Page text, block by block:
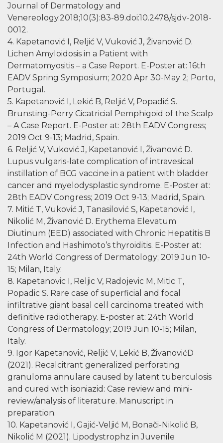
Journal of Dermatology and
Venereology.2018;10(3):83-89.doi:10.2478/sjdv-2018-
0012.
4. Kapetanović I, Reljić V, Vuković J, Živanović D.
Lichen Amyloidosis in a Patient with
Dermatomyositis – a Case Report. E-Poster at: 16th
EADV Spring Symposium; 2020 Apr 30-May 2; Porto,
Portugal.
5. Kapetanović I, Lekić B, Reljić V, Popadić S.
Brunsting-Perry Cicatricial Pemphigoid of the Scalp
– A Case Report. E-Poster at: 28th EADV Congress;
2019 Oct 9-13; Madrid, Spain.
6. Reljić V, Vuković J, Kapetanović I, Živanović D.
Lupus vulgaris-late complication of intravesical
instillation of BCG vaccine in a patient with bladder
cancer and myelodysplastic syndrome. E-Poster at:
28th EADV Congress; 2019 Oct 9-13; Madrid, Spain.
7. Mitić T, Vuković J, Tanasilović S, Kapetanović I,
Nikolić M, Živanović D. Erythema Elevatum
Diutinum (EED) associated with Chronic Hepatitis B
Infection and Hashimoto’s thyroiditis. E-Poster at:
24th World Congress of Dermatology; 2019 Jun 10-
15; Milan, Italy.
8. Kapetanovic I, Reljic V, Radojevic M, Mitic T,
Popadic S. Rare case of superficial and focal
infiltrative giant basal cell carcinoma treated with
definitive radiotherapy. E-poster at: 24th World
Congress of Dermatology; 2019 Jun 10-15; Milan,
Italy.
9. Igor Kapetanović, Reljić V, Lekić B, ŽivanovićD
(2021). Recalcitrant generalized perforating
granuloma annulare caused by latent tuberculosis
and cured with isoniazid: Case review and mini-
review/analysis of literature. Manuscript in
preparation.
10. Kapetanović I, Gajić-Veljić M, Bonači-Nikolić B,
Nikolić M (2021). Lipodystrophz in Juvenile